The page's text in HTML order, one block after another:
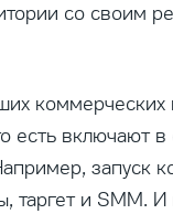
со своим
есть включают в
запуск
таргет и SMM.